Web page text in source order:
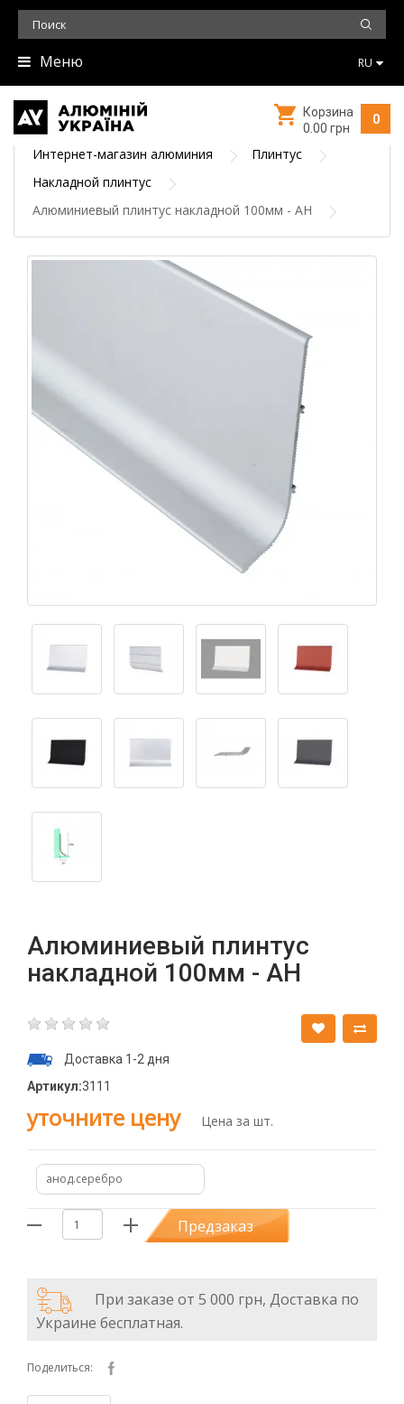
Меню RU
0
Корзина
0.00 грн
Интернет-магазин алюминия
Плинтус
Накладной плинтус
Алюминиевый плинтус накладной 100мм - АН
Алюминиевый плинтус
накладной 100мм - АН
Доставка 1-2 дня
Артикул:3111
уточните цену Цена за шт.
анод.серебро
Предзаказ
При заказе от 5 000 грн, Доставка по
Украине бесплатная.
Поделиться: